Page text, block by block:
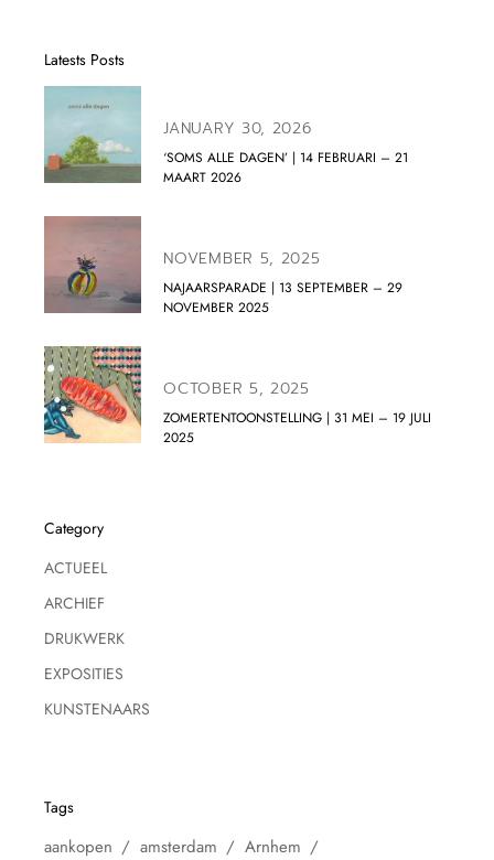
Latests Posts
JANUARY 30, 2026
‘SOMS ALLE DAGEN’ | 14 FEBRUARI – 21
MAART 2026
NOVEMBER 5, 2025
NAJAARSPARADE | 13 SEPTEMBER – 29
NOVEMBER 2025
OCTOBER 5, 2025
ZOMERTENTOONSTELLING | 31 MEI – 19 JULI
2025
Category
ACTUEEL
ARCHIEF
DRUKWERK
EXPOSITIES
KUNSTENAARS
Tags
aankopen amsterdam
Arnhem